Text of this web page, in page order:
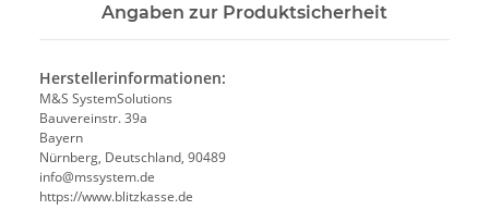
Angaben zur Produktsicherheit
Herstellerinformationen:
M&S SystemSolutions
Bauvereinstr. 39a
Bayern
Nürnberg, Deutschland, 90489
info@mssystem.de
https://www.blitzkasse.de